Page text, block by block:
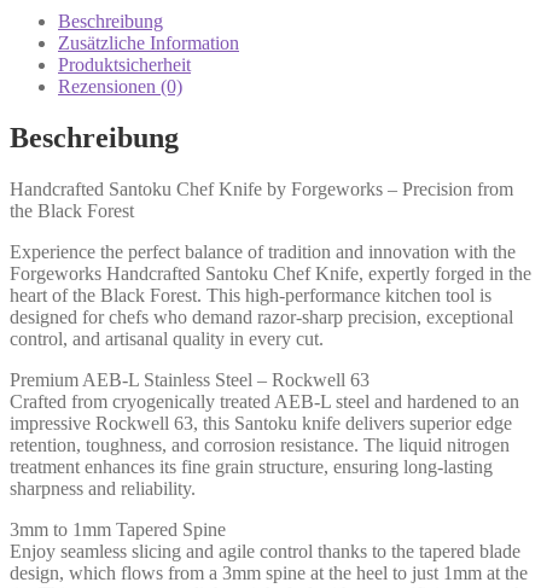
Beschreibung
Zusätzliche Information
Produktsicherheit
Rezensionen (0)
Beschreibung
Handcrafted Santoku Chef Knife by Forgeworks – Precision from
the Black Forest
Experience the perfect balance of tradition and innovation with the
Forgeworks Handcrafted Santoku Chef Knife, expertly forged in the
heart of the Black Forest. This high-performance kitchen tool is
designed for chefs who demand razor-sharp precision, exceptional
control, and artisanal quality in every cut.
Premium AEB-L Stainless Steel – Rockwell 63
Crafted from cryogenically treated AEB-L steel and hardened to an
impressive Rockwell 63, this Santoku knife delivers superior edge
retention, toughness, and corrosion resistance. The liquid nitrogen
treatment enhances its fine grain structure, ensuring long-lasting
sharpness and reliability.
3mm to 1mm Tapered Spine
Enjoy seamless slicing and agile control thanks to the tapered blade
design, which flows from a 3mm spine at the heel to just 1mm at the